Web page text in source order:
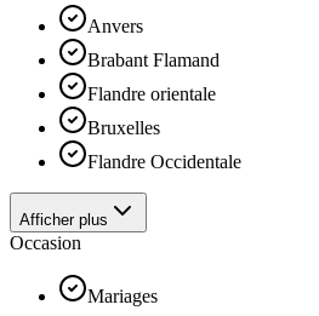
Anvers
Brabant Flamand
Flandre orientale
Bruxelles
Flandre Occidentale
Afficher plus
Occasion
Mariages